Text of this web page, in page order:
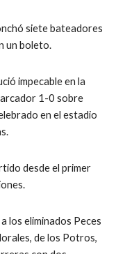
siete bateadores
un boleto.
impecable en la
1-0 sobre
en el estadio
desde el primer
los eliminados Peces
de los Potros,